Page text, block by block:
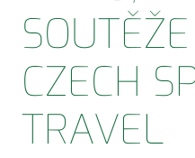
CZECH
TRAVEL